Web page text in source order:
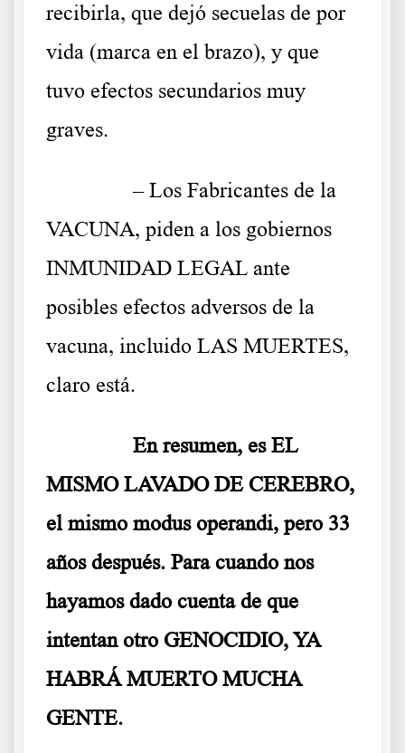
recibirla, que dejó secuelas de por
vida (marca en el brazo), y que
tuvo efectos secundarios muy
graves.
……….– Los Fabricantes de la
VACUNA, piden a los gobiernos
INMUNIDAD LEGAL ante
posibles efectos adversos de la
vacuna, incluido LAS MUERTES,
claro está.
En resumen, es EL
MISMO LAVADO DE CEREBRO,
el mismo modus operandi, pero 33
años después. Para cuando nos
hayamos dado cuenta de que
intentan otro GENOCIDIO, YA
HABRÁ MUERTO MUCHA
GENTE.